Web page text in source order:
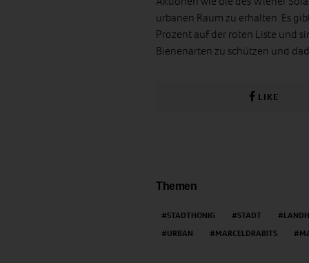
urbanen Raum zu erhalten. Es
Prozent auf der roten Liste und
Bienenarten zu schützen und
LIKE
Themen
STADTHONIG STADT
URBAN
MARCELDRABITS